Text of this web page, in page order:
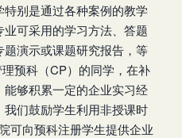
别是通过各种案例的教学
可采用的学习方法、答题
演示或课题研究报告，等
预科（CP）的同学，在补
够积累一定的企业实习经
们鼓励学生利用非授课时
可向预科注册学生提供企业